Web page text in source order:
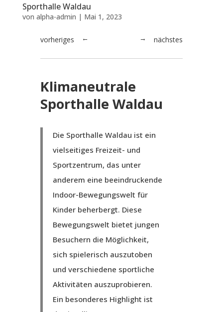
Sporthalle Waldau
von alpha-admin | Mai 1, 2023
← nächstes
vorheriges →
Klimaneutrale
Sporthalle Waldau
Die Sporthalle Waldau ist ein
vielseitiges Freizeit- und
Sportzentrum, das unter
anderem eine beeindruckende
Indoor-Bewegungswelt für
Kinder beherbergt. Diese
Bewegungswelt bietet jungen
Besuchern die Möglichkeit,
sich spielerisch auszutoben
und verschiedene sportliche
Aktivitäten auszuprobieren.
Ein besonderes Highlight ist